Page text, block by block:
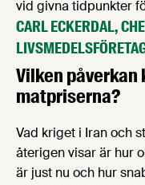
vid givna tidpunkter
CARL ECKERDAL,
Vilken påverkan
matpriserna?
Vad kriget i Iran och
återigen visar är hur
är just nu och hur